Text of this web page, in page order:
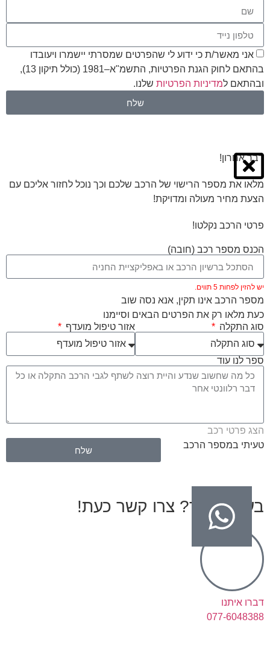
אני מאשר/ת כי ידוע לי שהפרטים שמסרתי יישמרו ויעובדו
בהתאם לחוק הגנת הפרטיות, התשמ"א–1981 (כולל תיקון 13),
ובהתאם ל מדיניות הפרטיותשלנו.
שלח
דבר אחרון!
מלאו את מספר הרישוי של הרכב שלכם וכך נוכל לחזור אליכם עם
הצעת מחיר מעולה ומדויקת!
פרטי הרכב נקלטו!
הכנס מספר רכב (חובה)
יש להזין לפחות 5 תווים.
מספר הרכב אינו תקין, אנא נסה שוב
כעת מלאו רק את הפרטים הבאים וסיימנו
סוג התקלה
אזור טיפול מועדף
ספר לנו עוד
הצג פרטי רכב
טעיתי במספר הרכב
שלח
בעיות בגיר? צרו קשר כעת!
דברו איתנו
077-6048388